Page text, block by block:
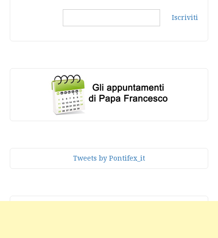
Iscriviti
Tweets by Pontifex_it